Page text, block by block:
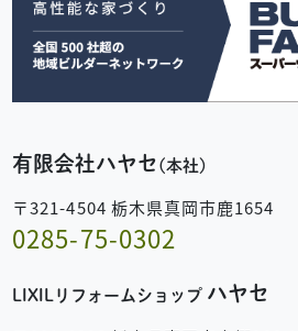
有限会社ハヤセ (本社)
〒321-4504 栃木県真岡市鹿1654
0285-75-0302
LIXILリフォームショップ ハヤセ